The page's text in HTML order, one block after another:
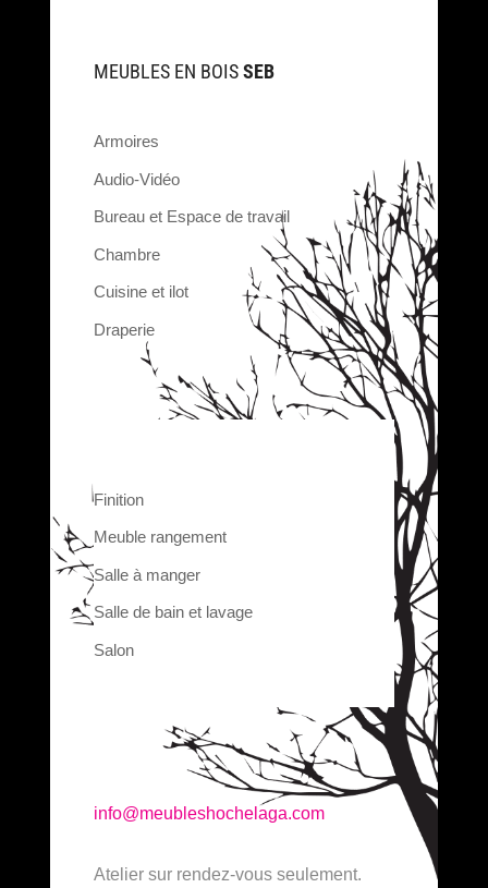
MEUBLES EN BOISSEB
Armoires
Audio-Vidéo
Bureau et Espace de travail
Chambre
Cuisine et ilot
Draperie
Finition
Meuble rangement
Salle à manger
Salle de bain et lavage
Salon
info@meubleshochelaga.com
Atelier sur rendez-vous seulement.